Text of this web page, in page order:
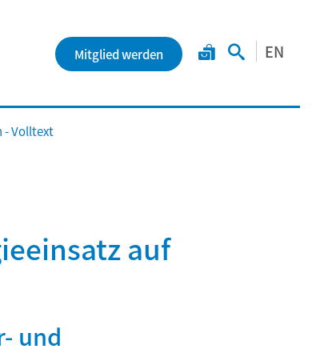
Mitglied werden EN
- Volltext
auf
und